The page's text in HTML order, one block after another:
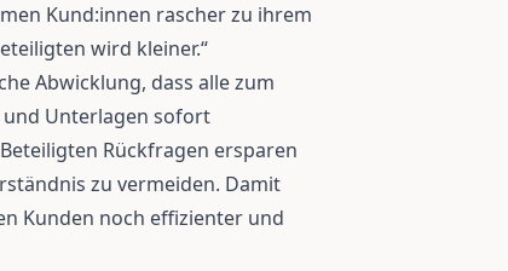
Kund:innen rascher zu ihrem
wird kleiner.“
Abwicklung, dass alle zum
Unterlagen sofort
Rückfragen ersparen
zu vermeiden. Damit
Kunden noch effizienter und